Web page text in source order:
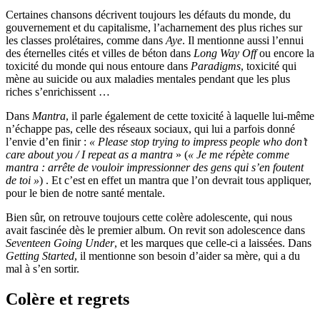
Certaines chansons décrivent toujours les défauts du monde, du
gouvernement et du capitalisme, l’acharnement des plus riches sur
les classes prolétaires, comme dans Aye. Il mentionne aussi l’ennui
des éternelles cités et villes de béton dans Long Way Offou encore la
toxicité du monde qui nous entoure dans Paradigms, toxicité qui
mène au suicide ou aux maladies mentales pendant que les plus
riches s’enrichissent …
Dans Mantra, il parle également de cette toxicité à laquelle lui-même
n’échappe pas, celle des réseaux sociaux, qui lui a parfois donné
l’envie d’en finir : « Please stop trying to impress people who don’t
care about you / I repeat as a mantra » (« Je me répète comme
mantra : arrête de vouloir impressionner des gens qui s’en foutent
de toi ») . Et c’est en effet un mantra que l’on devrait tous appliquer,
pour le bien de notre santé mentale.
Bien sûr, on retrouve toujours cette colère adolescente, qui nous
avait fascinée dès le premier album. On revit son adolescence dans
Seventeen Going Under, et les marques que celle-ci a laissées. Dans
Getting Started, il mentionne son besoin d’aider sa mère, qui a du
mal à s’en sortir.
Colère et regrets